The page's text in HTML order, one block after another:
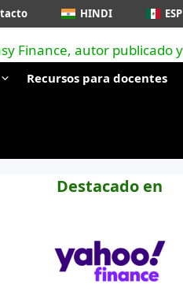
HINDI ESP
Recursos para docentes
Destacado en